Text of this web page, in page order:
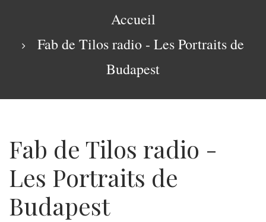
Accueil
Fab de Tilos radio - Les Portraits de
Budapest
Fab de Tilos radio -
Les Portraits de
Budapest